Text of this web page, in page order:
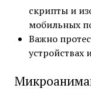
скрипты и
мобильных
Важно